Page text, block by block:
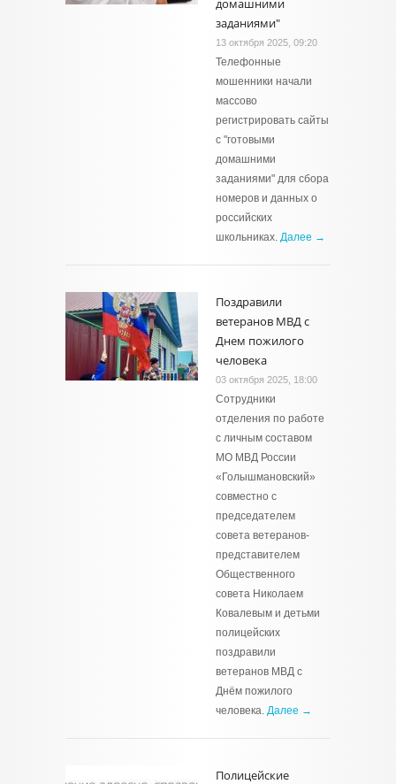
домашними
заданиями"
13 октября 2025, 09:20
Телефонные
мошенники начали
массово
регистрировать сайты
с "готовыми
домашними
заданиями" для сбора
номеров и данных о
российских
школьниках. Далее →
Поздравили
ветеранов МВД с
Днем пожилого
человека
03 октября 2025, 18:00
Сотрудники
отделения по работе
с личным составом
МО МВД России
«Голышмановский»
совместно с
председателем
совета ветеранов-
представителем
Общественного
совета Николаем
Ковалевым и детьми
полицейских
поздравили
ветеранов МВД с
Днём пожилого
человека. Далее →
Полицейские